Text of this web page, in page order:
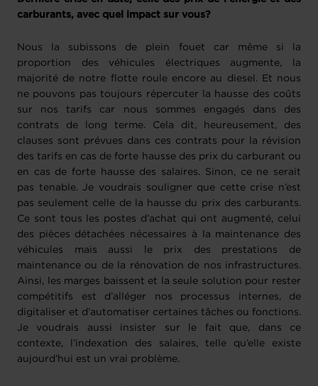
carburants, avec quel impact sur vous?
Nous la subissons de plein fouet car même si la
proportion des véhicules électriques augmente, la
majorité de notre flotte roule encore au diesel. Et nous
ne pouvons pas toujours répercuter la hausse des coûts
sur nos tarifs car nous sommes engagés dans des
contrats de long terme. Cela dit, heureusement, des
clauses sont prévues dans ces contrats pour la révision
des tarifs en cas de forte hausse des prix du carburant ou
en cas de forte hausse des salaires. Sinon, ce ne serait
pas tenable. Je voudrais souligner que cette crise n’est
pas seulement celle de la hausse du prix des carburants.
Ce sont tous les postes d’achat qui ont augmenté, celui
des pièces détachées nécessaires à la maintenance des
véhicules mais aussi le prix des prestations de
maintenance ou de la rénovation de nos infrastructures.
Ainsi, les marges baissent et la seule solution pour rester
compétitifs est d’alléger nos processus internes, de
digitaliser et d’automatiser certaines tâches ou fonctions.
Je voudrais aussi insister sur le fait que, dans ce
contexte, l’indexation des salaires, telle qu’elle existe
aujourd’hui est un vrai problème.